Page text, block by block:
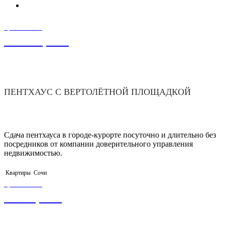
ПЕНТХАУС С ВЕРТОЛЁТНОЙ ПЛОЩАДКОЙ
Сдача пентхауса в городе-курорте посуточно и длительно без
посредников от компании доверительного управления
недвижимостью.
Квартиры Сочи